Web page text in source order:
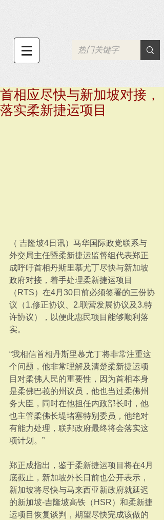
首相应尽快与新加坡对接，
落实柔新捷运项目
（ 吉隆坡4日讯）马华国际政党联系与
外交局主任暨柔新捷运监督组代表郑正
成呼吁首相丹斯里慕尤丁尽快与新加坡
政府对接，着手处理柔新捷运项目
（RTS）在4月30日前必须签署的三份协
议（1.修正协议、2.联营发展协议及3.特
许协议），以便此惠民项目能够顺利落
实。
“我相信首相丹斯里慕尤丁将非常注重这
个问题，他非常理解及清楚柔新捷运项
目对柔佛人民的重要性，因为首相本身
是柔佛巴莪的州议员，他也当过柔佛州
务大臣，同时在他担任内政部长时，他
也主管柔佛长堤堵塞特别委员，他绝对
有能力处理，联邦政府最终将会落实这
项计划。”
郑正成指出，鉴于柔新捷运项目将在4月
底截止，新加坡外长日前也公开表示，
新加坡将尽快与马来西亚新政府就延迟
的新加坡-吉隆坡高铁（HSR）和柔新捷
运项目恢复谈判，期望尽快完成该做的